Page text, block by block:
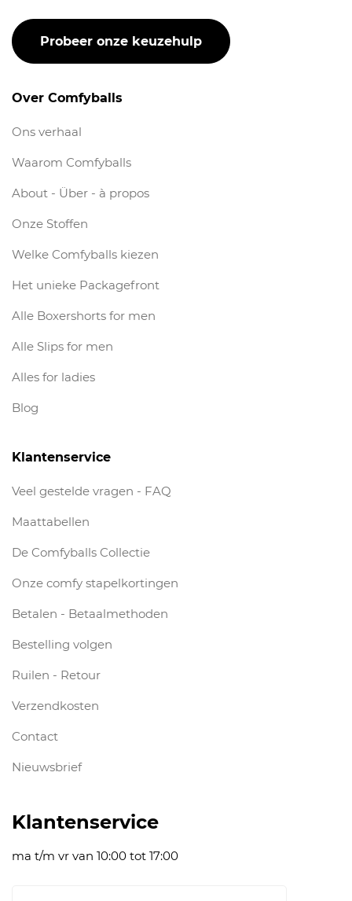
Probeer onze keuzehulp
Over Comfyballs
Ons verhaal
Waarom Comfyballs
About - Über - à propos
Onze Stoffen
Welke Comfyballs kiezen
Het unieke Packagefront
Alle Boxershorts for men
Alle Slips for men
Alles for ladies
Blog
Klantenservice
Veel gestelde vragen - FAQ
Maattabellen
De Comfyballs Collectie
Onze comfy stapelkortingen
Betalen - Betaalmethoden
Bestelling volgen
Ruilen - Retour
Verzendkosten
Contact
Nieuwsbrief
Klantenservice
ma t/m vr van 10:00 tot 17:00